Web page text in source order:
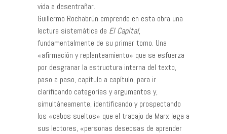
vida a desentrañar.
Guillermo Rochabrún emprende en esta obra una
lectura sistemática de El Capital,
fundamentalmente de su primer tomo. Una
«afirmación y replanteamiento» que se esfuerza
por desgranar la estructura interna del texto,
paso a paso, capítulo a capítulo, para ir
clarificando categorías y argumentos y,
simultáneamente, identificando y prospectando
los «cabos sueltos» que el trabajo de Marx lega a
sus lectores, «personas deseosas de aprender